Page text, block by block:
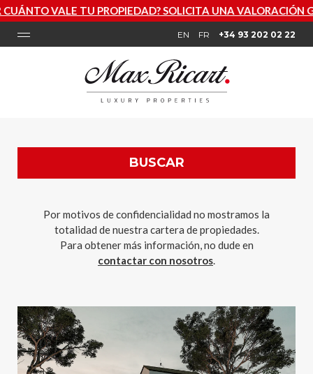
VALE TU PROPIEDAD? SOLICITA UNA VALORACIÓN
EN FR +34 93 202 02 22
BUSCAR
Por motivos de confidencialidad no mostramos la
totalidad de nuestra cartera de propiedades.
Para obtener más información, no dude en
contactar con nosotros.